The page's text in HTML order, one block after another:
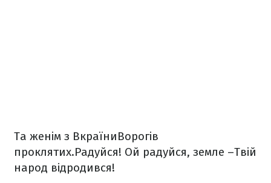
Та женім з ВкраїниВорогів
проклятих.Радуйся! Ой радуйся, земле –Твій
народ відродився!